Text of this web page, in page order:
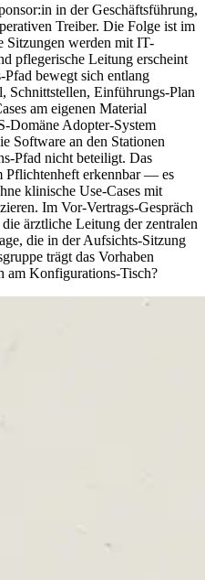
in der Geschäftsführung,
Treiber. Die Folge ist im
Sitzungen werden mit IT-
pflegerische Leitung erscheint
bewegt sich entlang
Einführungs-Plan
am eigenen Material
Domäne Adopter-System
Software an den Stationen
Pfad nicht beteiligt. Das
Pflichtenheft erkennbar — es
klinische Use-Cases mit
Im Vor-Vertrags-Gespräch
ärztliche Leitung der zentralen
die in der Aufsichts-Sitzung
trägt das Vorhaben
am Konfigurations-Tisch?